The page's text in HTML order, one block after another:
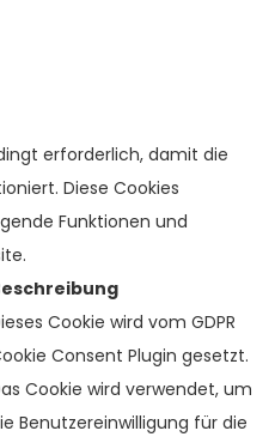
erforderlich, damit die
Diese Cookies
Funktionen und
Cookie wird vom GDPR
Consent Plugin gesetzt.
Cookie wird verwendet, um
Benutzereinwilligung für die